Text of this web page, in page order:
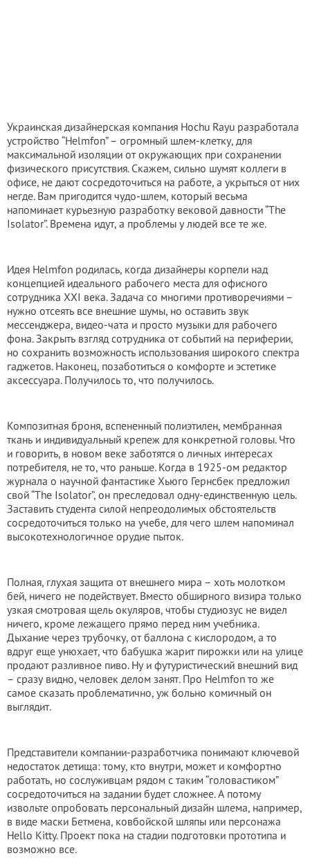
Украинская дизайнерская компания Hochu Rayu разработала
устройство “Helmfon” – огромный шлем-клетку, для
максимальной изоляции от окружающих при сохранении
физического присутствия. Скажем, сильно шумят коллеги в
офисе, не дают сосредоточиться на работе, а укрыться от них
негде. Вам пригодится чудо-шлем, который весьма
напоминает курьезную разработку вековой давности “The
Isolator”. Времена идут, а проблемы у людей все те же.
Идея Helmfon родилась, когда дизайнеры корпели над
концепцией идеального рабочего места для офисного
сотрудника XXI века. Задача со многими противоречиями –
нужно отсеять все внешние шумы, но оставить звук
мессенджера, видео-чата и просто музыки для рабочего
фона. Закрыть взгляд сотрудника от событий на периферии,
но сохранить возможность использования широкого спектра
гаджетов. Наконец, позаботиться о комфорте и эстетике
аксессуара. Получилось то, что получилось.
Композитная броня, вспененный полиэтилен, мембранная
ткань и индивидуальный крепеж для конкретной головы. Что
и говорить, в новом веке заботятся о личных интересах
потребителя, не то, что раньше. Когда в 1925-ом редактор
журнала о научной фантастике Хьюго Гернсбек предложил
свой “The Isolator”, он преследовал одну-единственную цель.
Заставить студента силой непреодолимых обстоятельств
сосредоточиться только на учебе, для чего шлем напоминал
высокотехнологичное орудие пыток.
Полная, глухая защита от внешнего мира – хоть молотком
бей, ничего не подействует. Вместо обширного визира только
узкая смотровая щель окуляров, чтобы студиозус не видел
ничего, кроме лежащего прямо перед ним учебника.
Дыхание через трубочку, от баллона с кислородом, а то
вдруг еще унюхает, что бабушка жарит пирожки или на улице
продают разливное пиво. Ну и футуристический внешний вид
– сразу видно, человек делом занят. Про Helmfon то же
самое сказать проблематично, уж больно комичный он
выглядит.
Представители компании-разработчика понимают ключевой
недостаток детища: тому, кто внутри, может и комфортно
работать, но сослуживцам рядом с таким “головастиком”
сосредоточиться на задании будет сложнее. А потому
извольте опробовать персональный дизайн шлема, например,
в виде маски Бетмена, ковбойской шляпы или персонажа
Hello Kitty. Проект пока на стадии подготовки прототипа и
возможно все.